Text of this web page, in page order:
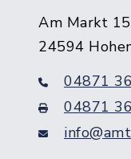
Am Markt 15
24594
04871
04871